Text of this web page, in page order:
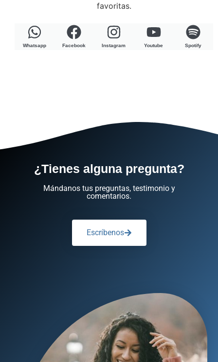
favoritas.
Whatsapp Facebook Instagram Youtube Spotify
¿Tienes alguna pregunta?
Mándanos tus preguntas, testimonio y
comentarios.
Escríbenos